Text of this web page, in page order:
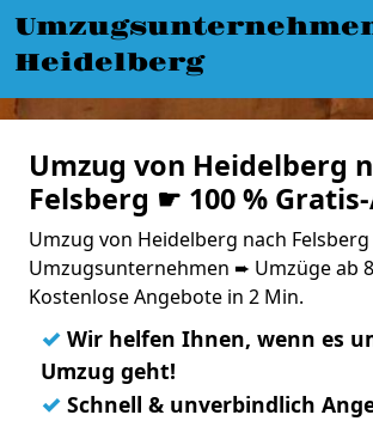
Heidelberg
Umzug von Heidelberg
Felsberg ☛ 100 %
Umzug von Heidelberg nach Felsberg
Umzugsunternehmen ➨ Umzüge ab
Kostenlose Angebote in 2 Min.
✓ Wir helfen Ihnen, wenn es
Umzug geht!
✓ Schnell & unverbindlich